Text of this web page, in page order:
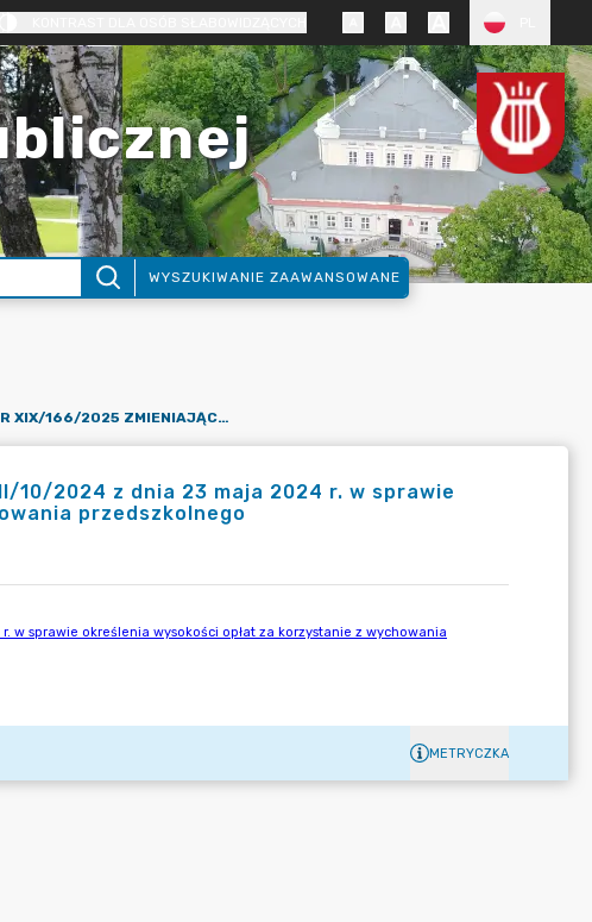
WYSZUKIWANIE ZAAWANSOWANE
UCHWAŁA NR XIX/166/2025 ZMIENIAJĄCA UCHWAŁĘ NR II/10/2024 Z DNIA 23 MAJA 2024 R. W SPRAWIE OKREŚLENIA WYSOKOŚCI OPŁAT ZA KORZYSTANIE Z WYCHOWANIA PRZEDSZKOLNEGO
10/2024 z dnia 23 maja 2024 r. w sprawie
przedszkolnego
METRYCZKA